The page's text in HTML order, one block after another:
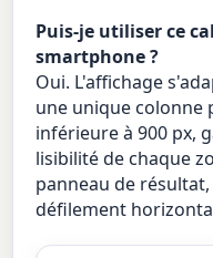
Puis-je utiliser ce
smartphone ?
Oui. L'affichage
une unique colonne
inférieure à 900 px,
lisibilité de chaque
panneau de
défilement